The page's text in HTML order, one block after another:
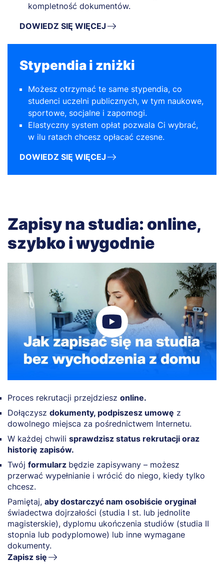
kompletność dokumentów.
DOWIEDZ SIĘ WIĘCEJ
Stypendia i zniżki
Możesz otrzymać te same stypendia, co
studenci uczelni publicznych, w tym naukowe,
sportowe, socjalne i zapomogi.
Elastyczny system opłat pozwala Ci wybrać,
w ilu ratach chcesz opłacać czesne.
DOWIEDZ SIĘ WIĘCEJ
Zapisy na studia: online,
szybko i wygodnie
Proces rekrutacji przejdziesz online.
Dołączysz dokumenty, podpiszesz umowę z
dowolnego miejsca za pośrednictwem Internetu.
W każdej chwili sprawdzisz status rekrutacji oraz
historię zapisów.
Twój formularz będzie zapisywany – możesz
przerwać wypełnianie i wrócić do niego, kiedy tylko
chcesz.
Pamiętaj, aby dostarczyć nam osobiście oryginał
świadectwa dojrzałości (studia I st. lub jednolite
magisterskie), dyplomu ukończenia studiów (studia II
stopnia lub podyplomowe) lub inne wymagane
dokumenty.
Zapisz się